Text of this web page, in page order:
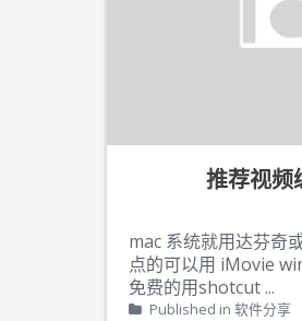
推荐视频
mac 系统就用达芬奇
点的可以用 iMovie
免费的用shotcut...
Published in 软件分享